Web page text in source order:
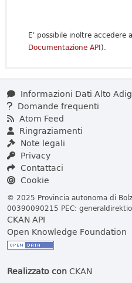
E' possibile inoltre accedere
Documentazione API).
Informazioni Dati Alto
Domande frequenti
Atom Feed
Ringraziamenti
Note legali
Privacy
Contattaci
Cookie
© 2025 Provincia autonoma di
00390090215 PEC:
CKAN API
Open Knowledge Foundation
Realizzato conCKAN